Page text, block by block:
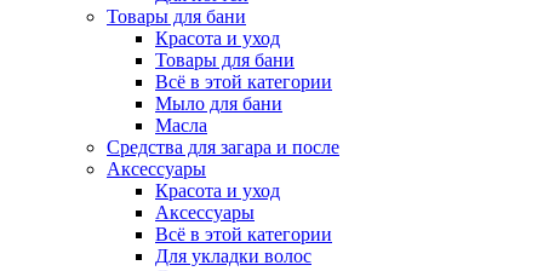
Товары для бани
Красота и уход
Товары для бани
Всё в этой категории
Мыло для бани
Масла
Средства для загара и после
Аксессуары
Красота и уход
Аксессуары
Всё в этой категории
Для укладки волос